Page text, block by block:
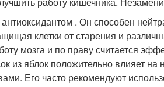
. Он способен
клетки от старения и
мозга и по праву считается
из яблок положительно влияет
Его часто рекомендуют